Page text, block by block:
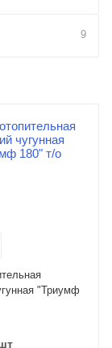
9
"Триумф